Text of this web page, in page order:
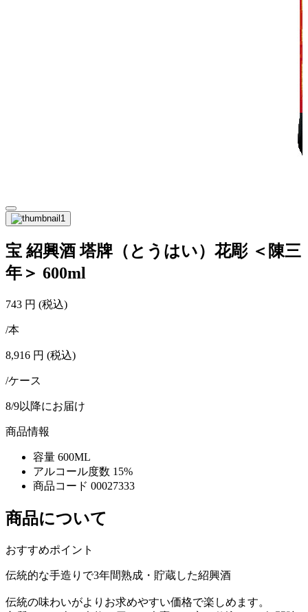
宝 紹興酒 塔牌（とうはい）花彫 ＜陳三
年＞ 600ml
743 円 (税込)
/本
8,916 円 (税込)
/ケース
8/9以降にお届け
商品情報
容量 600ML
アルコール度数 15%
商品コード 00027333
商品について
おすすめポイント
伝統的な手造りで3年間熟成・貯蔵した紹興酒
伝統の味わいがよりお求めやすい価格で楽しめます。